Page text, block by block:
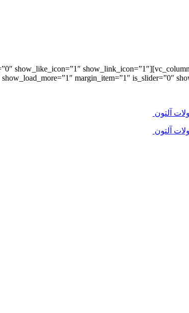
show_title=”1″ show_categories=”0″ show_like_icon=”1″ show_link_icon=”1″
margin_item=”1″ is_slider=”0″
آلتون
آلتون